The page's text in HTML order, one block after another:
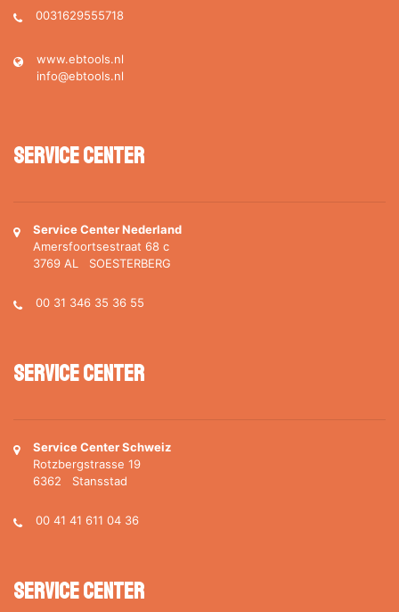
0031629555718
www.ebtools.nl
info@ebtools.nl
Service Center
Service Center Nederland
Amersfoortsestraat 68 c
3769 AL SOESTERBERG
00 31 346 35 36 55
Service Center
Service Center Schweiz
Rotzbergstrasse 19
6362 Stansstad
00 41 41 611 04 36
Service Center